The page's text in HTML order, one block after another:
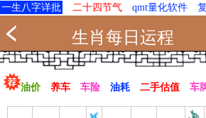
一生八字详批 二十四节气 qmt量化软件
生肖每日运程
油价 养车 车险 油耗 二手估值 车